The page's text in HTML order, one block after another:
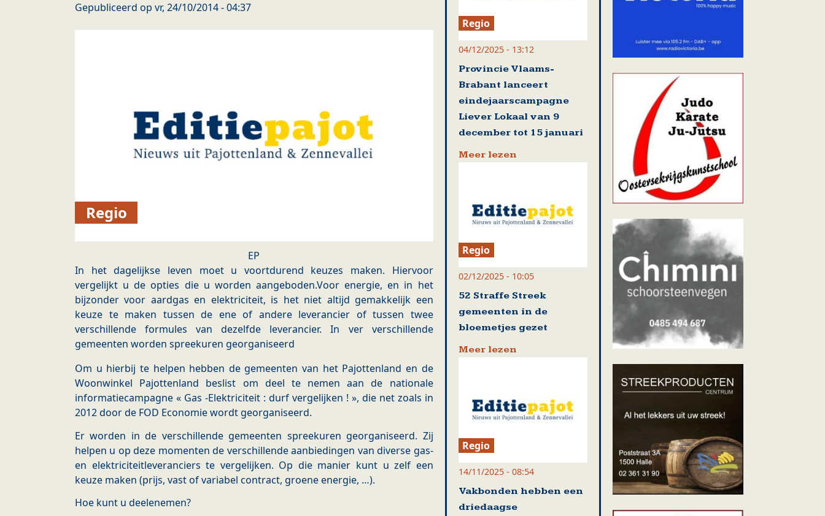
Gepubliceerd op vr, 24/10/2014 - 04:37
Regio
EP
In het dagelijkse leven moet u voortdurend keuzes maken. Hiervoor
vergelijkt u de opties die u worden aangeboden.Voor energie, en in het
bijzonder voor aardgas en elektriciteit, is het niet altijd gemakkelijk een
keuze te maken tussen de ene of andere leverancier of tussen twee
verschillende formules van dezelfde leverancier. In ver verschillende
gemeenten worden spreekuren georganiseerd
Om u hierbij te helpen hebben de gemeenten van het Pajottenland en de
Woonwinkel Pajottenland beslist om deel te nemen aan de nationale
informatiecampagne « Gas -Elektriciteit : durf vergelijken ! », die net zoals in
2012 door de FOD Economie wordt georganiseerd.
Er worden in de verschillende gemeenten spreekuren georganiseerd. Zij
helpen u op deze momenten de verschillende aanbiedingen van diverse gas-
en elektriciteitleveranciers te vergelijken. Op die manier kunt u zelf een
keuze maken (prijs, vast of variabel contract, groene energie, …).
Hoe kunt u deelenemen?
Regio
04/12/2025 - 13:12
Provincie Vlaams-
Brabant lanceert
eindejaarscampagne
Liever Lokaal van 9
december tot 15 januari
Meer lezen
Regio
02/12/2025 - 10:05
52 Straffe Streek
gemeenten in de
bloemetjes gezet
Meer lezen
Regio
14/11/2025 - 08:54
Vakbonden hebben een
driedaagse